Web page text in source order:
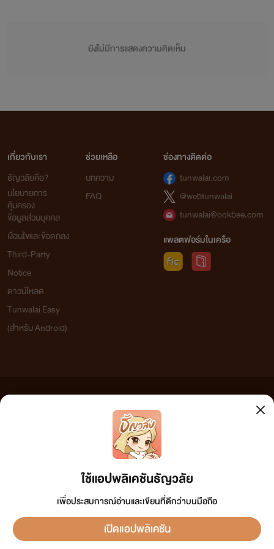
ยังไม่มีการแสดงความคิดเห็น
ใช้แอปพลิเคชันธัญวลัย
เพื่อประสบการณ์อ่านและเขียนที่ดีกว่าบนมือถือ
เปิดแอปพลิเคชัน
เกี่ยวกับเรา
ธัญวลัยคือ?
นโยบายการ
คุ้มครอง
ข้อมูลส่วนบุคคล
เงื่อนไขและข้อตกลง
Third-Party
Notice
ดาวน์โหลด
Tunwalai Easy
(สำหรับ Android)
ช่วยเหลือ
บทความ
FAQ
ช่องทางติดต่อ
tunwalai.com
@webtunwalai
tunwalai@ookbee.com
แพลตฟอร์มในเครือ
เว็บไซต์แห่งนี้ไม่ได้เห็นด้วยและไม่ขอรับผิดชอบต่อข้อความใดๆ ทั้งสิ้น ดังนั้นผู้อ่านทุกท่านโปรดใช้
วิจารณญาณในการกลั่นกรองด้วยตนเอง และหากท่านพบข้อความใดๆ ที่ขัดต่อกฎหมายและศีลธรรม
กรุณาแจ้งมาที่ tunwalai@ookbee.com เพื่อทีมงานจะได้ดำเนินการในทันที ทั้งนี้ ทางเว็บไซต์ขอสงวน
ลิขสิทธิ์ตามพระราชบัญญัติลิขสิทธิ์ (ฉบับเพิ่มเติม) พ.ศ.2558